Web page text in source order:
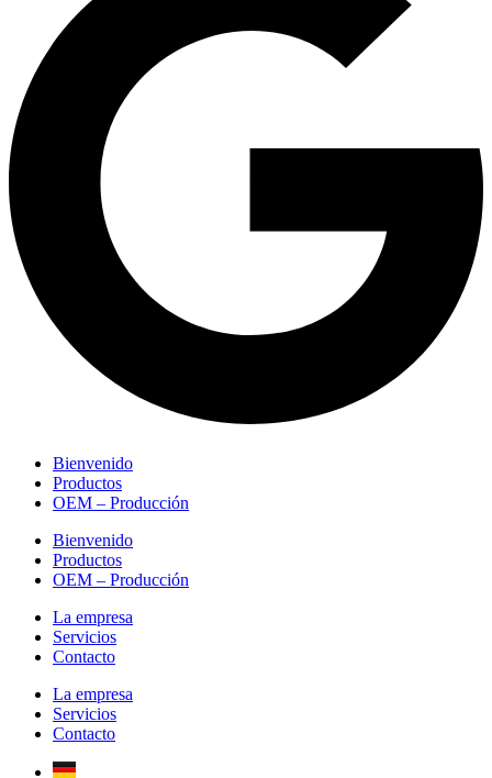
Bienvenido
Productos
OEM – Producción
Bienvenido
Productos
OEM – Producción
La empresa
Servicios
Contacto
La empresa
Servicios
Contacto